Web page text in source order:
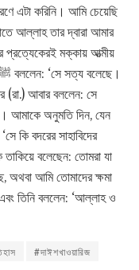
আল্লাহ তার দ্বারা আমার
প্রত্যেকেরই মক্কায় আত্মীয়
(রা.) আবার বললেন: সে
আমাকে অনুমতি দিন, যেন
বলেছেন: তোমরা যা
অথবা আমি তোমাদের ক্ষমা
তিনি বললেন: ‘আল্লাহ ও
#দাঈশখাওয়ারিজ